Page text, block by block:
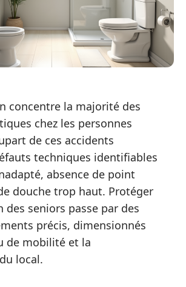
concentre la majorité des
chez les personnes
de ces accidents
techniques identifiables
absence de point
douche trop haut. Protéger
des seniors passe par des
précis, dimensionnés
de mobilité et la
local.